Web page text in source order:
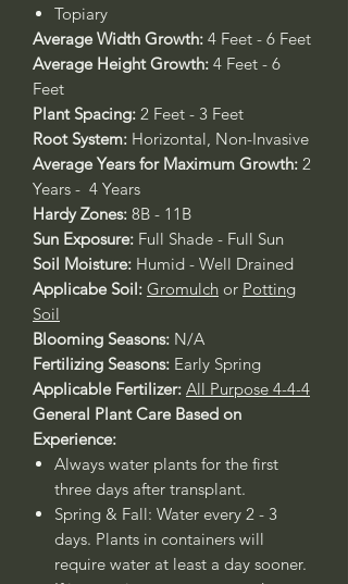
Topiary
Average Width Growth: 4 Feet - 6 Feet
Average Height Growth: 4 Feet - 6
Feet
Plant Spacing: 2 Feet - 3 Feet
Root System: Horizontal, Non-Invasive
Average Years for Maximum Growth: 2
Years - 4 Years
Hardy Zones: 8B - 11B
Sun Exposure: Full Shade - Full Sun
Soil Moisture: Humid - Well Drained
Applicabe Soil: Gromulch or Potting
Soil
Blooming Seasons: N/A
Fertilizing Seasons: Early Spring
Applicable Fertilizer: All Purpose 4-4-4
General Plant Care Based on
Experience:
Always water plants for the first
three days after transplant.
Spring & Fall: Water every 2 - 3
days. Plants in containers will
require water at least a day sooner.